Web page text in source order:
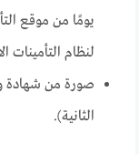
يومًا من موقع
لنظام التأمينات
صورة من شهادة
الثانية).